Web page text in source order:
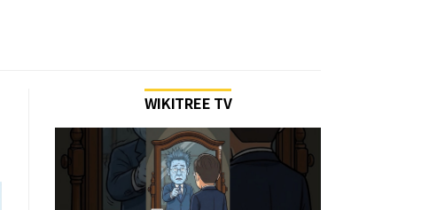
WIKITREE TV